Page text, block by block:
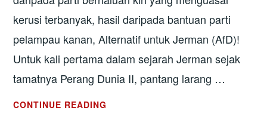
kerusi terbanyak, hasil daripada bantuan parti
pelampau kanan, Alternatif untuk Jerman (AfD)!
Untuk kali pertama dalam sejarah Jerman sejak
tamatnya Perang Dunia II, pantang larang …
CONTINUE READING